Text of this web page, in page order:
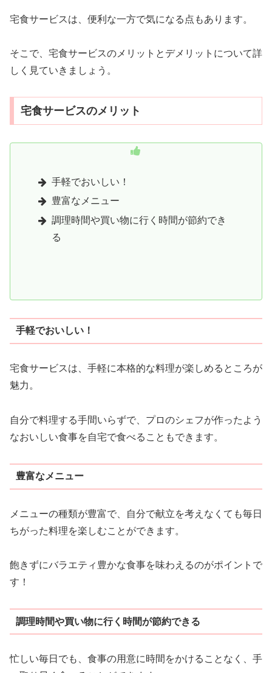
宅食サービスは、便利な一方で気になる点もあります。
そこで、宅食サービスのメリットとデメリットについて詳
しく見ていきましょう。
宅食サービスのメリット
手軽でおいしい！
豊富なメニュー
調理時間や買い物に行く時間が節約でき
る
手軽でおいしい！
宅食サービスは、手軽に本格的な料理が楽しめるところが
魅力。
自分で料理する手間いらずで、プロのシェフが作ったよう
なおいしい食事を自宅で食べることもできます。
豊富なメニュー
メニューの種類が豊富で、自分で献立を考えなくても毎日
ちがった料理を楽しむことができます。
飽きずにバラエティ豊かな食事を味わえるのがポイントで
す！
調理時間や買い物に行く時間が節約できる
忙しい毎日でも、食事の用意に時間をかけることなく、手